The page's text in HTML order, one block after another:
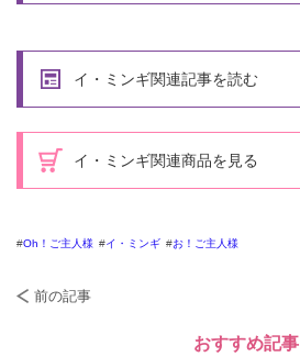
イ・ミンギ関連記事を読む
イ・ミンギ関連商品を見る
Oh！ご主人様 イ・ミンギ お！ご主人様
前の記事
おすすめ記事